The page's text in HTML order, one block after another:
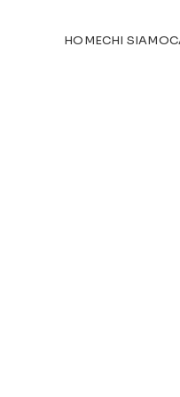
HOMECHI SIAMO